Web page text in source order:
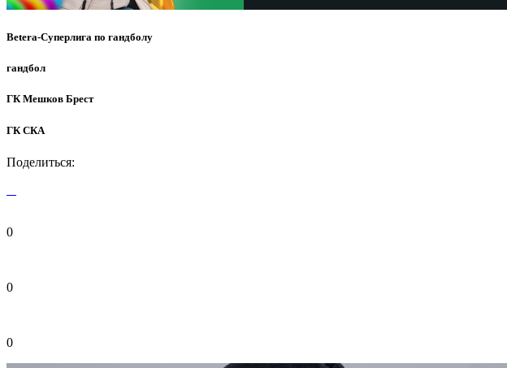
Betera-Суперлига по гандболу
гандбол
ГК Мешков Брест
ГК СКА
Поделиться:
0
0
0